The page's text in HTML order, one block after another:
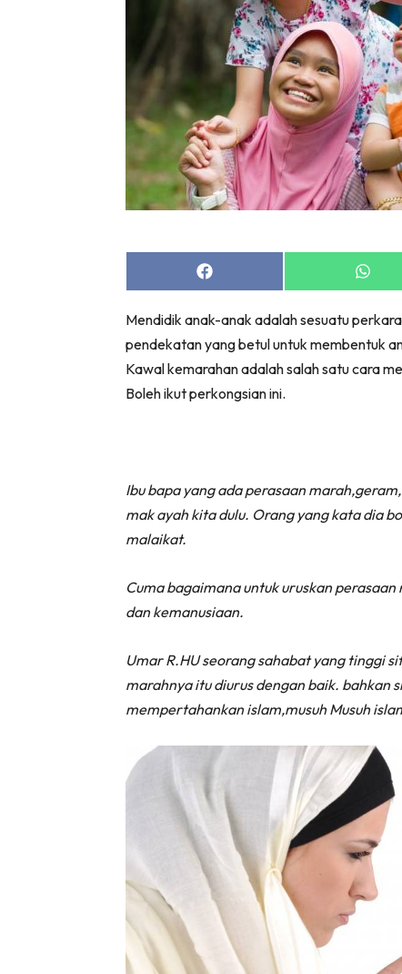
Share
on
Share
on
Mendidik anak-anak adalah sesuatu
pendekatan yang betul untuk membentuk
Kawal kemarahan adalah salah satu cara
Boleh ikut perkongsian ini.
Ibu bapa yang ada perasaan
mak ayah kita dulu. Orang yang kata dia
malaikat.
Cuma bagaimana untuk uruskan
dan kemanusiaan.
Umar R.HU seorang sahabat yang tinggi
marahnya itu diurus dengan baik. bahkan
mempertahankan islam,musuh Musuh